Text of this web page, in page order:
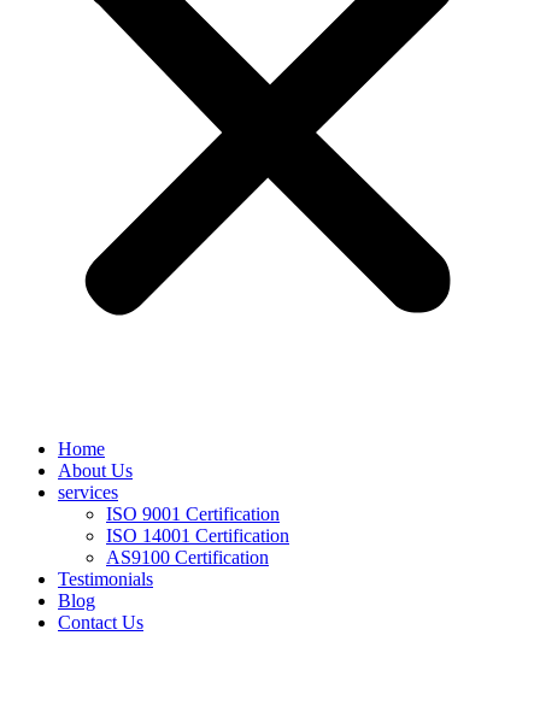
Home
About Us
services
ISO 9001 Certification
ISO 14001 Certification
AS9100 Certification
Testimonials
Blog
Contact Us